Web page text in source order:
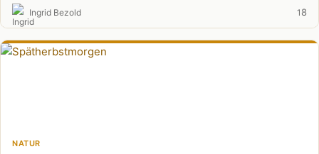
Ingrid Bezold 18
NATUR